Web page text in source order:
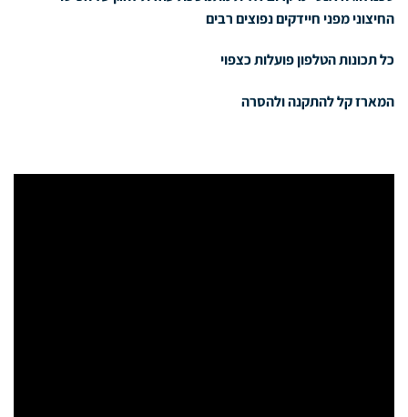
החיצוני מפני חיידקים נפוצים רבים
כל תכונות הטלפון פועלות כצפוי
המארז קל להתקנה ולהסרה